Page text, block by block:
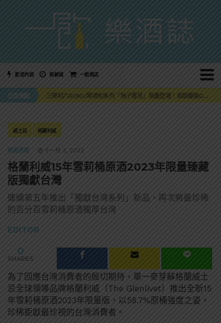
影音內容 新鮮貨 一飲商店
注目焦點
萬眾敲碗如期回歸！SUNMAI金色三麥3度攜手花蓮瓜農品牌「阿強西瓜」
三得利六ROKU琴酒旬系列「柚子雪見」限量登場！首款罐裝GIN SODA 10月同步上市
美國正式恢復蘇格蘭威士忌零關稅！烈酒產業再次迎來重磅利多
威士忌 格蘭利威
精選酒聞 十一月 3, 2022
格蘭利威15年雪莉桶原酒2023年限量臻藏
版獨獻台灣
連續第五年推出「獨獻台灣系列」新品，再次將最珍稀
的百分百雪莉桶原酒獨厚台灣
EDITOR
0
SHARES
為了回應台灣消費者的殷切期待，單一麥芽蘇格蘭威士
忌全球領導品牌格蘭利威（The Glenlivet）推出全新15
年雪莉桶原酒2023年限量版，以58.7%原桶強度之姿，
珍稀鉅獻最珍視的台灣消費者。